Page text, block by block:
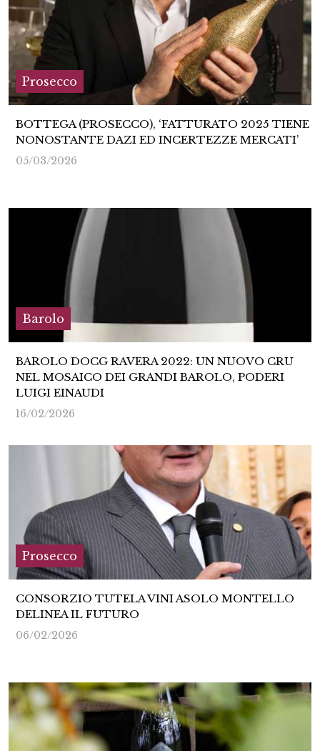
Prosecco
BOTTEGA (PROSECCO), ‘FATTURATO 2025 TIENE
NONOSTANTE DAZI ED INCERTEZZE MERCATI’
05/03/2026
Barolo
BAROLO DOCG RAVERA 2022: UN NUOVO CRU
NEL MOSAICO DEI GRANDI BAROLO, PODERI
LUIGI EINAUDI
16/02/2026
Prosecco
CONSORZIO TUTELA VINI ASOLO MONTELLO
DELINEA IL FUTURO
06/02/2026